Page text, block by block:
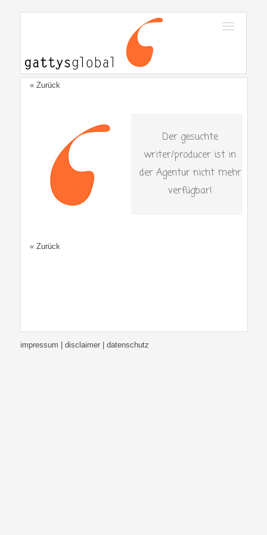
« Zurück
Der gesuchte
writer/producer ist in
der Agentur nicht mehr
verfügbar!
« Zurück
impressum | disclaimer | datenschutz